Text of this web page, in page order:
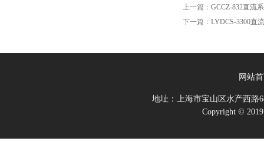
上一篇： GCCZ-832直流
下一篇： LYDCS-3300直
网站
地址：上海市宝山区水产西路
Copyright ©